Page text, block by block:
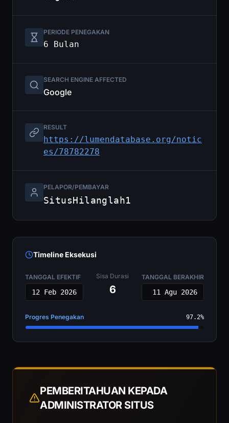
PERIODE PENEGAKAN
6 Bulan
SEARCH ENGINE AFFECTED
Google
RESULT
https://lumendatabase.org/notic
es/78782278
PELAPOR/PEMBAYAR
SitusHilanglah1
Timeline Eksekusi
TANGGAL EFEKTIF
12 Feb 2026
Sisa Durasi
6
TANGGAL BERAKHIR
11 Agu 2026
Progres Penegakan 97.2%
PEMBERITAHUAN KEPADA
ADMINISTRATOR SITUS